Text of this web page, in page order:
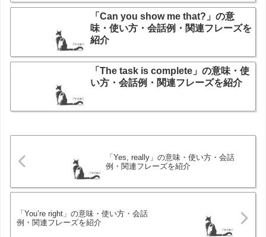
「Can you show me that?」の意
味・使い方・会話例・関連フレーズを
紹介
「The task is complete」の意味・使
い方・会話例・関連フレーズを紹介
「Yes, really」の意味・使い方・会話
例・関連フレーズを紹介
「You’re right」の意味・使い方・会話
例・関連フレーズを紹介